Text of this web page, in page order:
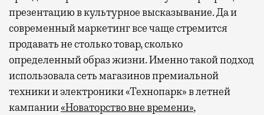
презентацию в культурное высказывание. Да и
современный маркетинг все чаще стремится
продавать не столько товар, сколько
определенный образ жизни. Именно такой подход
использовала сеть магазинов премиальной
техники и электроники «Технопарк» в летней
кампании«Новаторство вне времени»,